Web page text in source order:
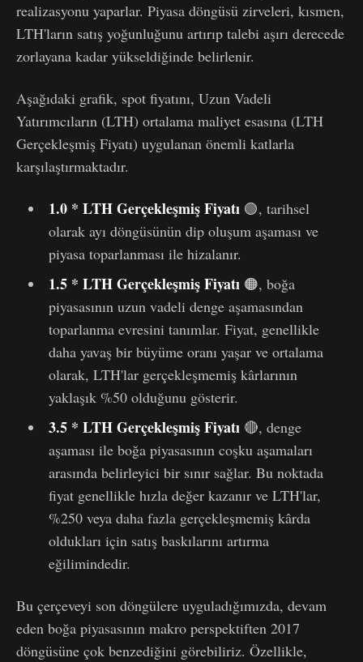
realizasyonu yaparlar. Piyasa döngüsü zirveleri, kısmen,
LTH'ların satış yoğunluğunu artırıp talebi aşırı derecede
zorlayana kadar yükseldiğinde belirlenir.
Aşağıdaki grafik, spot fiyatını, Uzun Vadeli
Yatırımcıların (LTH) ortalama maliyet esasına (LTH
Gerçekleşmiş Fiyatı) uygulanan önemli katlarla
karşılaştırmaktadır.
1.0 * LTH Gerçekleşmiş Fiyatı 🟢, tarihsel
olarak ayı döngüsünün dip oluşum aşaması ve
piyasa toparlanması ile hizalanır.
1.5 * LTH Gerçekleşmiş Fiyatı 🟠, boğa
piyasasının uzun vadeli denge aşamasından
toparlanma evresini tanımlar. Fiyat, genellikle
daha yavaş bir büyüme oranı yaşar ve ortalama
olarak, LTH'lar gerçekleşmemiş kârlarının
yaklaşık %50 olduğunu gösterir.
3.5 * LTH Gerçekleşmiş Fiyatı🔴, denge
aşaması ile boğa piyasasının coşku aşamaları
arasında belirleyici bir sınır sağlar. Bu noktada
fiyat genellikle hızla değer kazanır ve LTH'lar,
%250 veya daha fazla gerçekleşmemiş kârda
oldukları için satış baskılarını artırma
eğilimindedir.
Bu çerçeveyi son döngülere uyguladığımızda, devam
eden boğa piyasasının makro perspektiften 2017
döngüsüne çok benzediğini görebiliriz. Özellikle,